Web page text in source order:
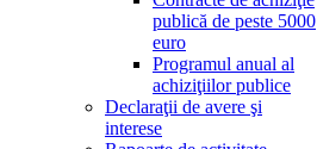
publică de peste 5000
euro
Programul anual al
achiziţiilor publice
Declaraţii de avere şi
interese